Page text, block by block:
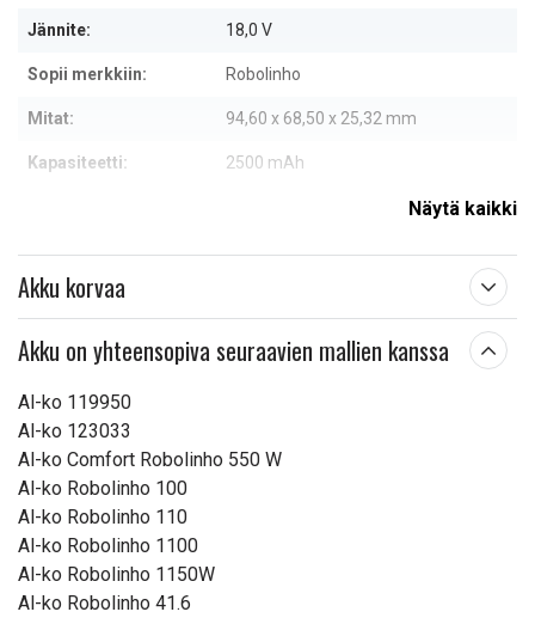
Jännite: 18,0 V
Sopii merkkiin: Robolinho
Mitat: 94,60 x 68,50 x 25,32 mm
Kapasiteetti: 2500 mAh
Näytä kaikki
Akku korvaa
Akku on yhteensopiva seuraavien mallien kanssa
Al-ko 119950
Al-ko 123033
Al-ko Comfort Robolinho 550 W
Al-ko Robolinho 100
Al-ko Robolinho 110
Al-ko Robolinho 1100
Al-ko Robolinho 1150W
Al-ko Robolinho 41.6